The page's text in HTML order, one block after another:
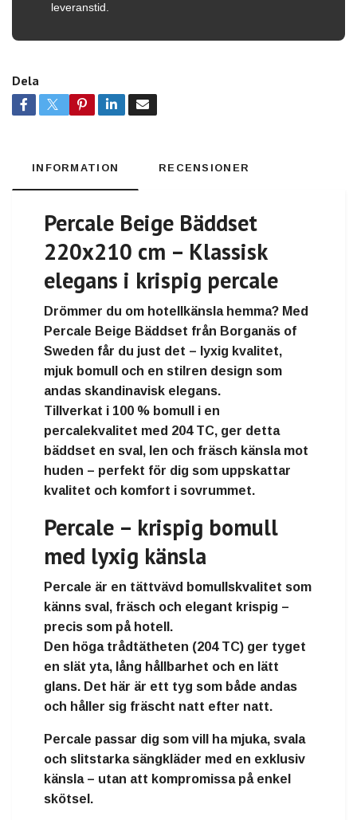
leveranstid.
Dela
INFORMATION RECENSIONER
Percale Beige Bäddset
220x210 cm – Klassisk
elegans i krispig percale
Drömmer du om hotellkänsla hemma? Med
Percale Beige Bäddset från Borganäs of
Sweden får du just det – lyxig kvalitet,
mjuk bomull och en stilren design som
andas skandinavisk elegans.
Tillverkat i 100 % bomull
i en
percalekvalitet med 204 TC, ger detta
bäddset en sval, len och fräsch känsla mot
huden – perfekt för dig som uppskattar
kvalitet och komfort i sovrummet.
Percale – krispig bomull
med lyxig känsla
Percale är en tättvävd bomullskvalitet som
känns sval, fräsch och elegant krispig –
precis som på hotell.
Den höga trådtätheten (204 TC) ger tyget
en slät yta, lång hållbarhet och en lätt
glans. Det här är ett tyg som både andas
och håller sig fräscht natt efter natt.
Percale passar dig som vill ha mjuka, svala
och slitstarka sängkläder med en exklusiv
känsla – utan att kompromissa på enkel
skötsel.